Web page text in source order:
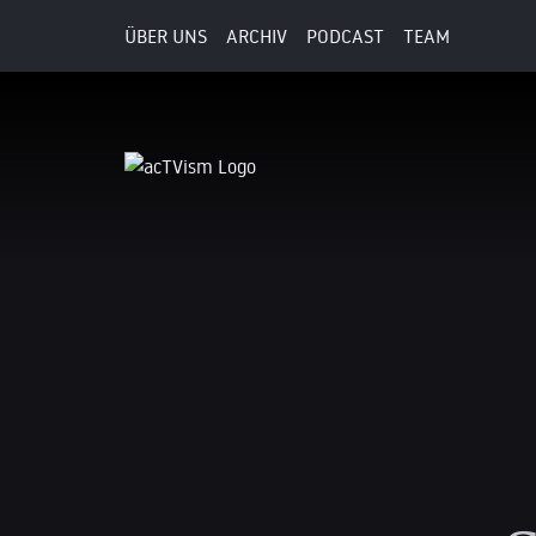
ÜBER UNS ARCHIV PODCAST TEAM